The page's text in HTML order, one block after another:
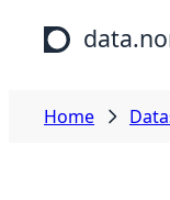
Skip to main content
Home